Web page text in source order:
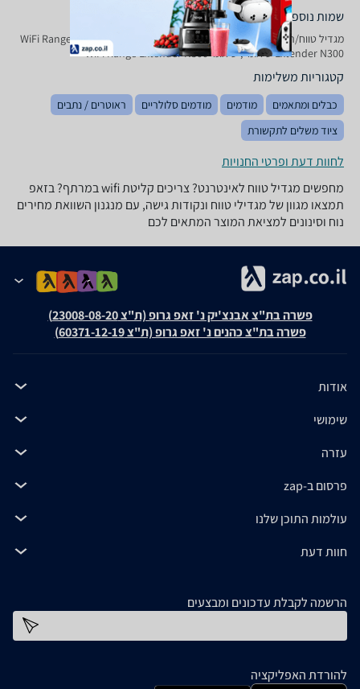
שמות נוספים לדגם
‏מגדיל טווח/רפיטר WiFi Range Extender N 300 Xiaomi שיאומי, WiFi Range
Extender N300 שיאומי , שיאומי WiFi Range Extender N300
קטגוריות משלימות
כבלים ומתאמים מודמים מודמים סלולריים
ראוטרים / נתבים
ציוד משלים לתקשורת
לחוות דעת ופרטי החנויות
מחפשים מגדיל טווח לאינטרנט? צריכים קליטת wifi במרתף? בזאפ
תמצאו מגוון של מגדילי טווח ונקודות גישה, עם מנגנון השוואת מחירים
נוח וסינונים למציאת המוצר המתאים לכם
פשרה בת"צ אבנצ'יק נ' זאפ גרופ (ת"צ 23008-08-20)
פשרה בת"צ כהנים נ' זאפ גרופ (ת"צ 60371-12-19)
אודות
שימושי
עזרה
פרסום ב-zap
עולמות התוכן שלנו
חוות דעת
הרשמה לקבלת עדכונים ומבצעים
להורדת האפליקציה